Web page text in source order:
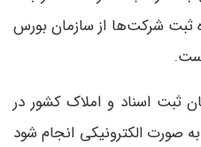
ثبت شرکت‌ها از سازمان بورس
ثبت اسناد و املاک کشور در
صورت الکترونیکی انجام شود